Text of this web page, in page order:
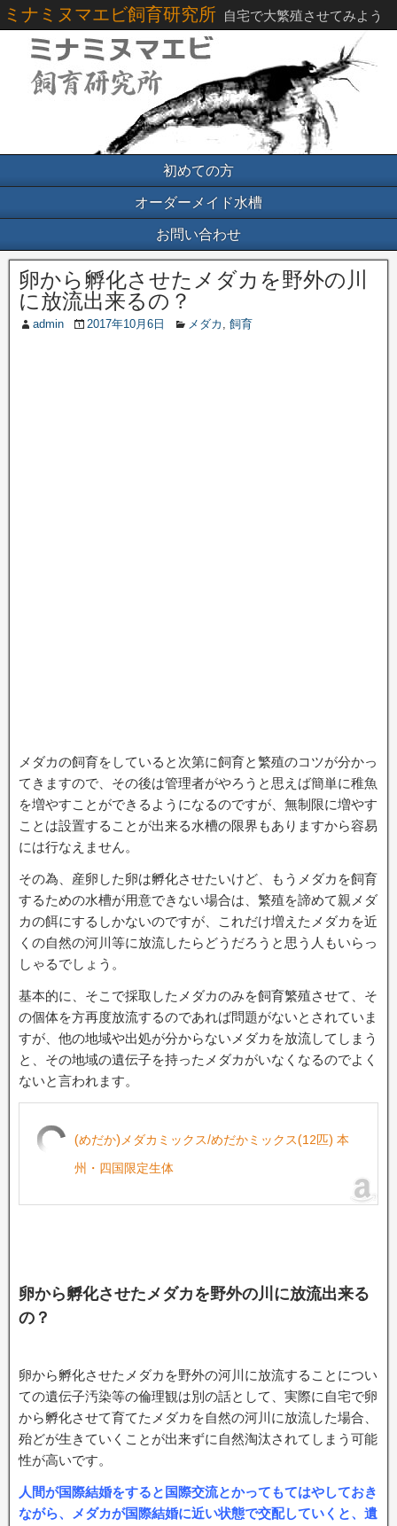
ミナミヌマエビ飼育研究所 自宅で大繁殖させてみよう
初めての方
オーダーメイド水槽
お問い合わせ
卵から孵化させたメダカを野外の川
に放流出来るの？
admin 2017年10月6日 メダカ , 飼育
メダカの飼育をしていると次第に飼育と繁殖のコツが分かっ
てきますので、その後は管理者がやろうと思えば簡単に稚魚
を増やすことができるようになるのですが、無制限に増やす
ことは設置することが出来る水槽の限界もありますから容易
には行なえません。
その為、産卵した卵は孵化させたいけど、もうメダカを飼育
するための水槽が用意できない場合は、繁殖を諦めて親メダ
カの餌にするしかないのですが、これだけ増えたメダカを近
くの自然の河川等に放流したらどうだろうと思う人もいらっ
しゃるでしょう。
基本的に、そこで採取したメダカのみを飼育繁殖させて、そ
の個体を方再度放流するのであれば問題がないとされていま
すが、他の地域や出処が分からないメダカを放流してしまう
と、その地域の遺伝子を持ったメダカがいなくなるのでよく
ないと言われます。
(めだか)メダカミックス/めだかミックス(12匹) 本
州・四国限定生体
卵から孵化させたメダカを野外の川に放流出来る
の？
卵から孵化させたメダカを野外の河川に放流することについ
ての遺伝子汚染等の倫理観は別の話として、実際に自宅で卵
から孵化させて育てたメダカを自然の河川に放流した場合、
殆どが生きていくことが出来ずに自然淘汰されてしまう可能
性が高いです。
人間が国際結婚をすると国際交流とかってもてはやしておき
ながら、メダカが国際結婚に近い状態で交配していくと、遺